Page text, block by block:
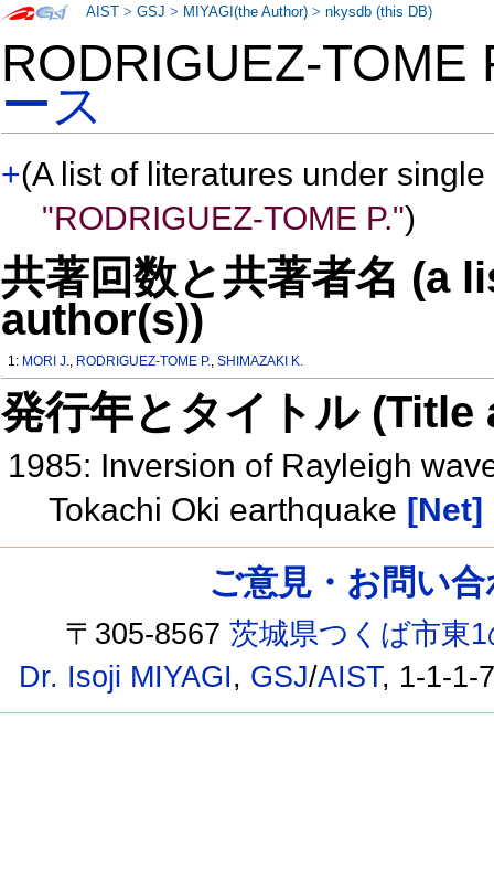
RODRIGUEZ-TOME
ース
+(A list of literatures under
"RODRIGUEZ-TOME P.")
共著回数と共著者名 (a
author(s))
1: MORI J., RODRIGUEZ-TOME P.,SHIMAZAKI K.
発行年とタイトル
1985: Inversion of Rayleigh
Tokachi Oki earthquake [Net]
AIST >GSJ > MIYAGI(the Author) >nkysdb (this DB)
ご意見・お問い
〒305-8567茨城県つくば市東
Dr. Isoji MIYAGI, GSJ/AIST, 1-1-1-